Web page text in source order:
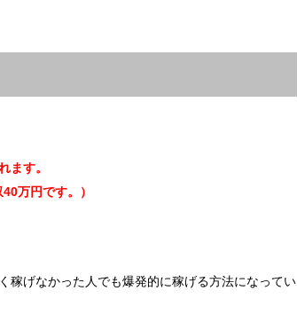
ます。
万円です。）
稼げなかった人でも爆発的に稼げる方法になってい